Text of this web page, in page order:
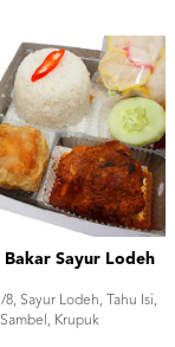
Bakar Sayur Lodeh
8, Sayur Lodeh, Tahu Isi,
Krupuk